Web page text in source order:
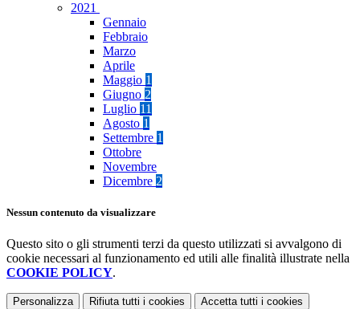
2021
Gennaio
Febbraio
Marzo
Aprile
Maggio 1
Giugno 2
Luglio 11
Agosto 1
Settembre 1
Ottobre
Novembre
Dicembre 2
Nessun contenuto da visualizzare
Questo sito o gli strumenti terzi da questo utilizzati si avvalgono di
cookie necessari al funzionamento ed utili alle finalità illustrate nella
COOKIE POLICY.
Personalizza Rifiuta tutti i cookies Accetta tutti i cookies